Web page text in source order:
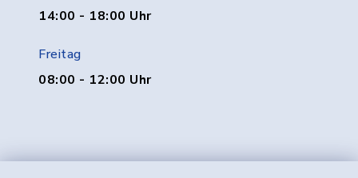
14:00 - 18:00 Uhr
Freitag
08:00 - 12:00 Uhr